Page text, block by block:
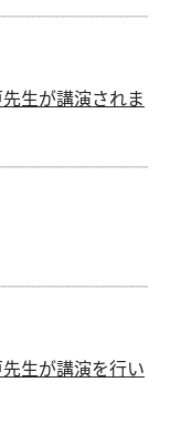
生が講演されま
生が講演を行い